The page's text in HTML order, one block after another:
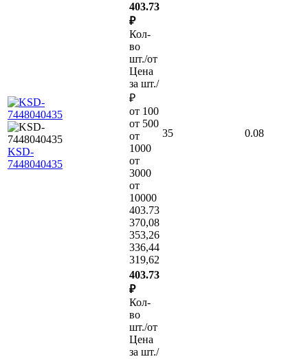
KSD-
7448040435
403.73
₽
Кол-
во
шт./от
Цена
за шт./
₽
от 100
от 500
от
1000
от
3000
от
10000
403.73
370,08
353,26
336,44
319,62
35 0.08
403.73
₽
Кол-
во
шт./от
Цена
за шт./